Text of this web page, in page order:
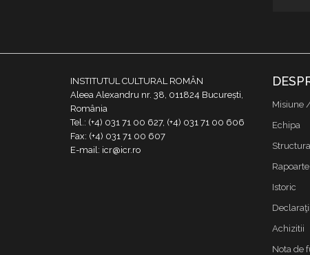
INSTITUTUL CULTURAL ROMÂN
Aleea Alexandru nr. 38, 011824 București,
România
Tel.: (+4) 031 71 00 627, (+4) 031 71 00 606
Fax: (+4) 031 71 00 607
E-mail: icr@icr.ro
Misiune
Echipa
Istoric
Achizitii
Nota de